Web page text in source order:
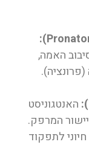
האמה,
האנטגוניסט
המרפק.
לתפקוד